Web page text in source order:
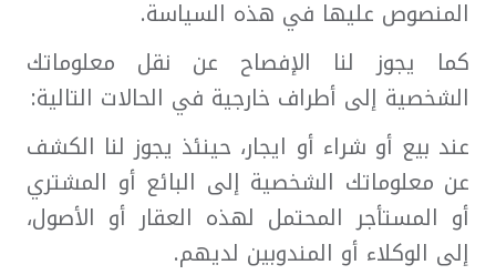
المنصوص عليها في هذه السياسة.
كما يجوز لنا الإفصاح عن نقل معلوماتك
الشخصية إلى أطراف خارجية في الحالات التالية:
عند بيع أو شراء أو ايجار، حينئذ يجوز لنا الكشف
عن معلوماتك الشخصية إلى البائع أو المشتري
أو المستأجر المحتمل لهذه العقار أو الأصول،
إلى الوكلاء أو المندوبين لديهم.